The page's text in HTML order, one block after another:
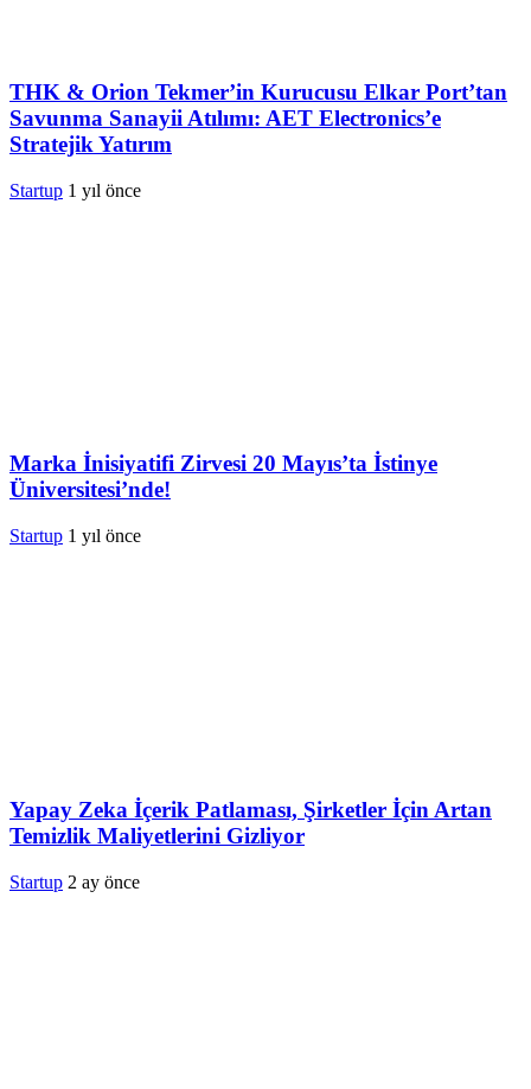
THK & Orion Tekmer’in Kurucusu Elkar Port’tan
Savunma Sanayii Atılımı: AET Electronics’e
Stratejik Yatırım
Startup 1 yıl önce
Marka İnisiyatifi Zirvesi 20 Mayıs’ta İstinye
Üniversitesi’nde!
Startup 1 yıl önce
Yapay Zeka İçerik Patlaması, Şirketler İçin Artan
Temizlik Maliyetlerini Gizliyor
Startup 2 ay önce